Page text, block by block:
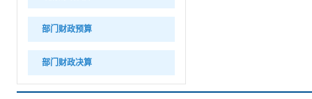
部门财政预算
部门财政决算